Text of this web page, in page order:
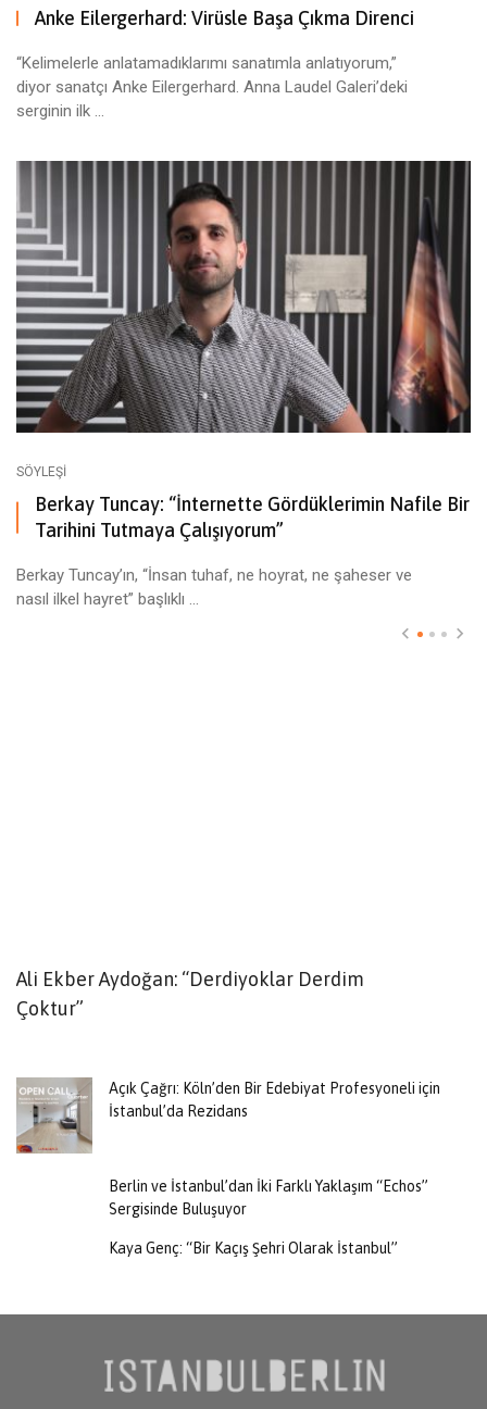
Anke Eilergerhard: Virüsle Başa Çıkma Direnci
“Kelimelerle anlatamadıklarımı sanatımla anlatıyorum,”
diyor sanatçı Anke Eilergerhard. Anna Laudel Galeri’deki
serginin ilk ...
SÖYLEŞI
Berkay Tuncay: “İnternette Gördüklerimin Nafile Bir
Tarihini Tutmaya Çalışıyorum”
Berkay Tuncay’ın, “İnsan tuhaf, ne hoyrat, ne şaheser ve
nasıl ilkel hayret” başlıklı ...
Ali Ekber Aydoğan: “Derdiyoklar Derdim
Çoktur”
Açık Çağrı: Köln’den Bir Edebiyat Profesyoneli için
İstanbul’da Rezidans
Berlin ve İstanbul’dan İki Farklı Yaklaşım “Echos”
Sergisinde Buluşuyor
Kaya Genç: “Bir Kaçış Şehri Olarak İstanbul”